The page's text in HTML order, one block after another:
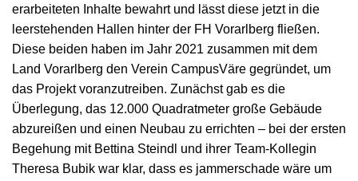
erarbeiteten Inhalte bewahrt und lässt diese jetzt in die
leerstehenden Hallen hinter der FH Vorarlberg fließen.
Diese beiden haben im Jahr 2021 zusammen mit dem
Land Vorarlberg den Verein CampusVäre gegründet, um
das Projekt voranzutreiben. Zunächst gab es die
Überlegung, das 12.000 Quadratmeter große Gebäude
abzureißen und einen Neubau zu errichten – bei der ersten
Begehung mit Bettina Steindl und ihrer Team-Kollegin
Theresa Bubik war klar, dass es jammerschade wäre um